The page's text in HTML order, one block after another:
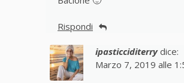
Rispondi
ipasticciditerry dice:
Marzo 7, 2019 alle